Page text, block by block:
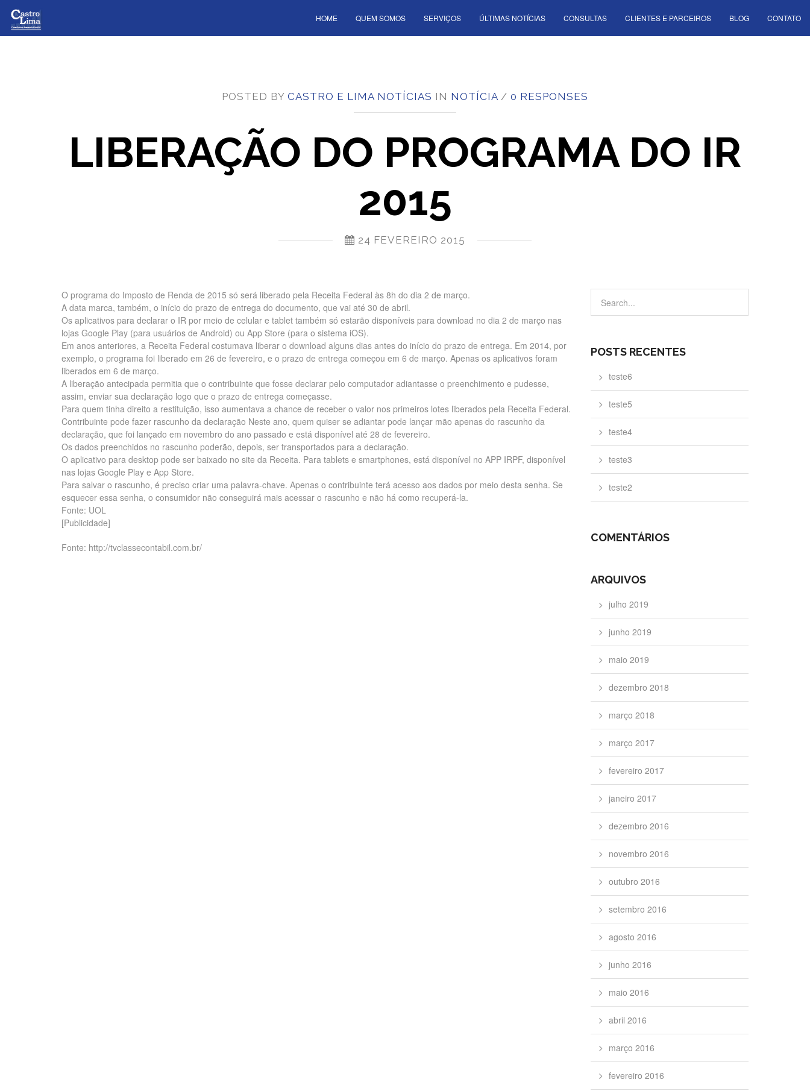
HOME QUEM SOMOS SERVIÇOS ÚLTIMAS NOTÍCIAS CONSULTAS CLIENTES E PARCEIROS BLOG CONTATO
POSTED BY CASTRO E LIMA NOTÍCIAS IN NOTÍCIA / 0 RESPONSES
LIBERAÇÃO DO PROGRAMA DO IR
2015
24 FEVEREIRO 2015
O programa do Imposto de Renda de 2015 só será liberado pela Receita Federal às 8h do dia 2 de março.
A data marca, também, o início do prazo de entrega do documento, que vai até 30 de abril.
Os aplicativos para declarar o IR por meio de celular e tablet também só estarão disponíveis para download no dia 2 de março nas
lojas Google Play (para usuários de Android) ou App Store (para o sistema iOS).
Em anos anteriores, a Receita Federal costumava liberar o download alguns dias antes do início do prazo de entrega. Em 2014, por
exemplo, o programa foi liberado em 26 de fevereiro, e o prazo de entrega começou em 6 de março. Apenas os aplicativos foram
liberados em 6 de março.
A liberação antecipada permitia que o contribuinte que fosse declarar pelo computador adiantasse o preenchimento e pudesse,
assim, enviar sua declaração logo que o prazo de entrega começasse.
Para quem tinha direito a restituição, isso aumentava a chance de receber o valor nos primeiros lotes liberados pela Receita Federal.
Contribuinte pode fazer rascunho da declaração Neste ano, quem quiser se adiantar pode lançar mão apenas do rascunho da
declaração, que foi lançado em novembro do ano passado e está disponível até 28 de fevereiro.
Os dados preenchidos no rascunho poderão, depois, ser transportados para a declaração.
O aplicativo para desktop pode ser baixado no site da Receita. Para tablets e smartphones, está disponível no APP IRPF, disponível
nas lojas Google Play e App Store.
Para salvar o rascunho, é preciso criar uma palavra-chave. Apenas o contribuinte terá acesso aos dados por meio desta senha. Se
esquecer essa senha, o consumidor não conseguirá mais acessar o rascunho e não há como recuperá-la.
Fonte: UOL
[Publicidade]
Fonte: http://tvclassecontabil.com.br/
POSTS RECENTES
teste6
teste5
teste4
teste3
teste2
COMENTÁRIOS
ARQUIVOS
julho 2019
junho 2019
maio 2019
dezembro 2018
março 2018
março 2017
fevereiro 2017
janeiro 2017
dezembro 2016
novembro 2016
outubro 2016
setembro 2016
agosto 2016
junho 2016
maio 2016
abril 2016
março 2016
fevereiro 2016